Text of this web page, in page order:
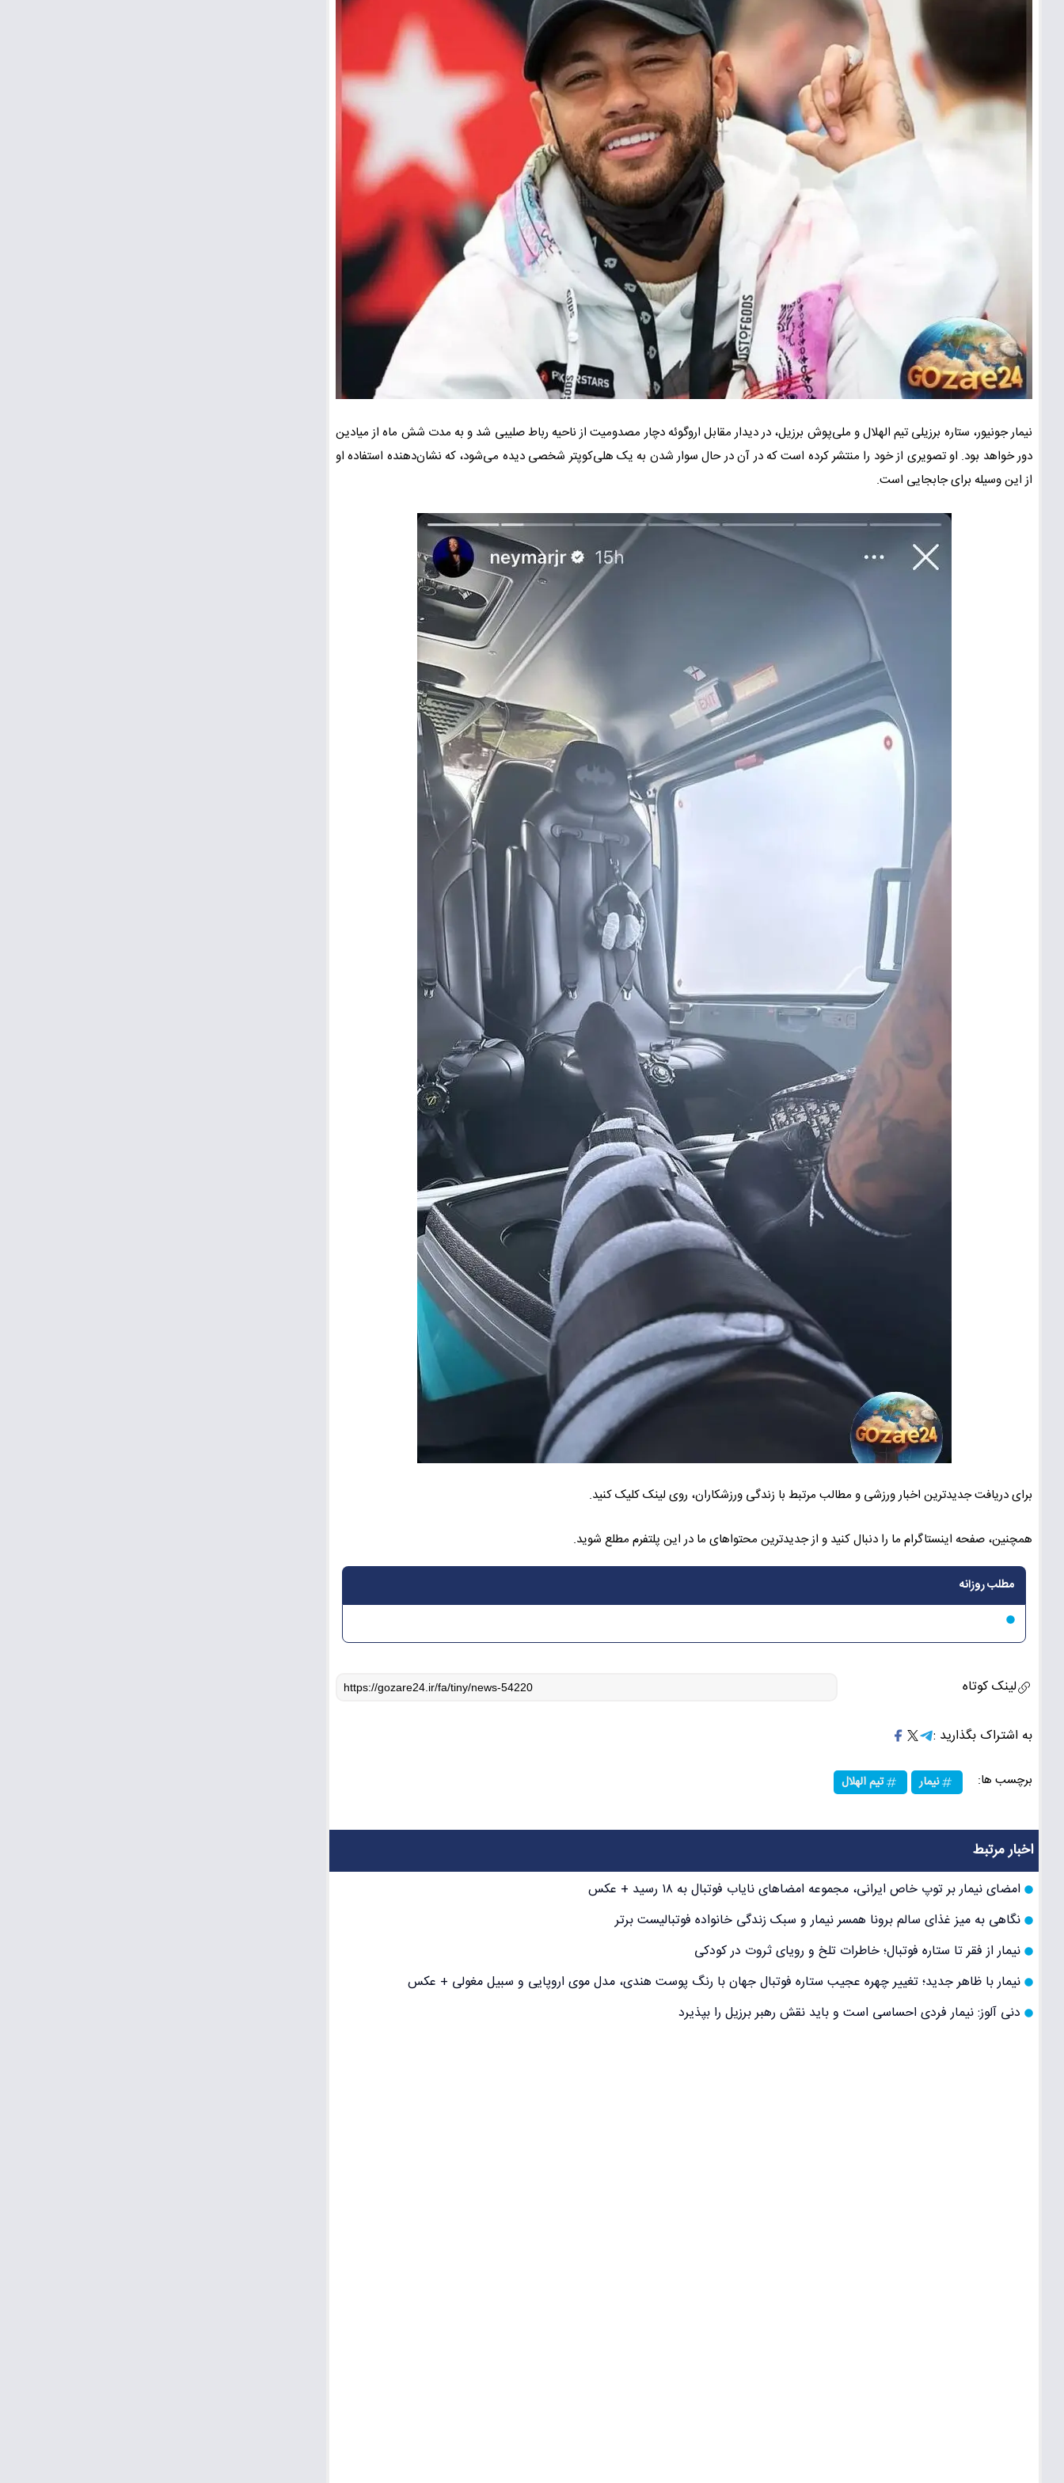
نیمار جونیور، ستاره برزیلی تیم الهلال و ملی‌پوش برزیل، در دیدار مقابل اروگوئه دچار مصدومیت از ناحیه رباط صلیبی شد و به مدت شش ماه از میادین
دور خواهد بود. او تصویری از خود را منتشر کرده است که در آن در حال سوار شدن به یک هلی‌کوپتر شخصی دیده می‌شود، که نشان‌دهنده استفاده او
از این وسیله برای جابجایی است.
برای دریافت جدیدترین اخبار ورزشی و مطالب مرتبط با زندگی ورزشکاران، روی لینک کلیک کنید.
همچنین، صفحه اینستاگرام ما را دنبال کنید و از جدیدترین محتواهای ما در این پلتفرم مطلع شوید.
مطلب روزانه
لینک کوتاه
به اشتراک بگذارید :
برچسب ها: نیمار تیم الهلال
اخبار مرتبط
امضای نیمار بر توپ خاص ایرانی، مجموعه امضاهای نایاب فوتبال به ۱۸ رسید + عکس
نگاهی به میز غذای سالم برونا همسر نیمار و سبک زندگی خانواده فوتبالیست برتر
نیمار از فقر تا ستاره فوتبال؛ خاطرات تلخ و رویای ثروت در کودکی
نیمار با ظاهر جدید؛ تغییر چهره عجیب ستاره فوتبال جهان با رنگ پوست هندی، مدل موی اروپایی و سبیل مغولی + عکس
دنی آلوز: نیمار فردی احساسی است و باید نقش رهبر برزیل را بپذیرد